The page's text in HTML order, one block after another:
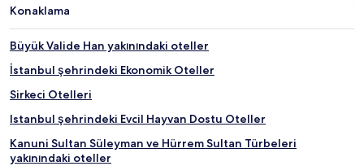
Konaklama
Büyük Valide Han yakınındaki oteller
İstanbul şehrindeki Ekonomik Oteller
Sirkeci Otelleri
Istanbul şehrindeki Evcil Hayvan Dostu Oteller
Kanuni Sultan Süleyman ve Hürrem Sultan Türbeleri
yakınındaki oteller